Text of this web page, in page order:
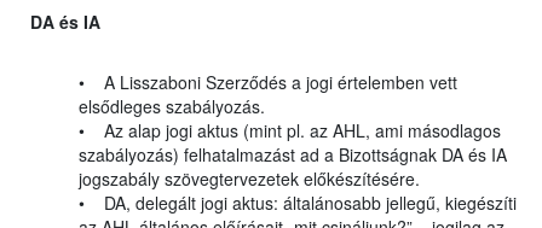
DA és IA
• A Lisszaboni Szerződés a jogi értelemben vett
elsődleges szabályozás.
• Az alap jogi aktus (mint pl. az AHL, ami másodlagos
szabályozás) felhatalmazást ad a Bizottságnak DA és IA
jogszabály szövegtervezetek előkészítésére.
• DA, delegált jogi aktus: általánosabb jellegű, kiegészíti